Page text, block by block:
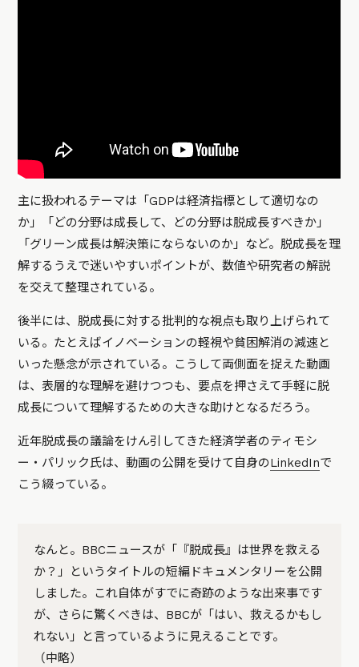
主に扱われるテーマは「GDPは経済指標として適切なの
か」「どの分野は成長して、どの分野は脱成長すべきか」
「グリーン成長は解決策にならないのか」など。脱成長を理
解するうえで迷いやすいポイントが、数値や研究者の解説
を交えて整理されている。
後半には、脱成長に対する批判的な視点も取り上げられて
いる。たとえばイノベーションの軽視や貧困解消の減速と
いった懸念が示されている。こうして両側面を捉えた動画
は、表層的な理解を避けつつも、要点を押さえて手軽に脱
成長について理解するための大きな助けとなるだろう。
近年脱成長の議論をけん引してきた経済学者のティモシ
ー・パリック氏は、動画の公開を受けて自身のLinkedInで
こう綴っている。
なんと。BBCニュースが「『脱成長』は世界を救える
か？」というタイトルの短編ドキュメンタリーを公開
しました。これ自体がすでに奇跡のような出来事です
が、さらに驚くべきは、BBCが「はい、救えるかもし
れない」と言っているように見えることです。
（中略）